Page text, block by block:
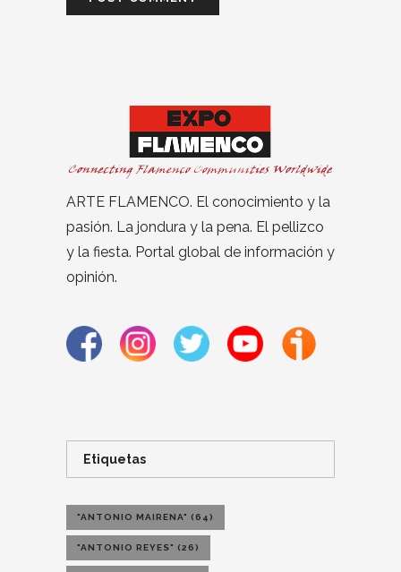
ARTE FLAMENCO. El conocimiento y la
pasión. La jondura y la pena. El pellizco
y la fiesta. Portal global de información y
opinión.
Etiquetas
"ANTONIO MAIRENA" (64)
"ANTONIO REYES" (26)